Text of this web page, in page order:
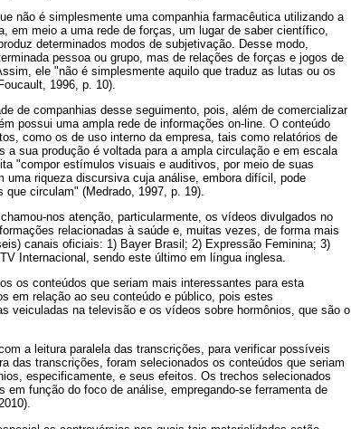
não é simplesmente uma companhia farmacêutica utilizando a
em meio a uma rede de forças, um lugar de saber científico,
determinados modos de subjetivação. Desse modo,
pessoa ou grupo, mas de relações de forças e jogos de
ele "não é simplesmente aquilo que traduz as lutas ou os
1996, p. 10).
de companhias desse seguimento, pois, além de comercializar
possui uma ampla rede de informações on-line. O conteúdo
como os de uso interno da empresa, tais como relatórios de
sua produção é voltada para a ampla circulação e em escala
"compor estímulos visuais e auditivos, por meio de suas
riqueza discursiva cuja análise, embora difícil, pode
circulam" (Medrado, 1997, p. 19).
nos atenção, particularmente, os vídeos divulgados no
relacionadas à saúde e, muitas vezes, de forma mais
canais oficiais: 1) Bayer Brasil; 2) Expressão Feminina; 3)
Internacional, sendo este último em língua inglesa.
os conteúdos que seriam mais interessantes para esta
em relação ao seu conteúdo e público, pois estes
veiculadas na televisão e os vídeos sobre hormônios, que são o
a leitura paralela das transcrições, para verificar possíveis
das transcrições, foram selecionados os conteúdos que seriam
especificamente, e seus efeitos. Os trechos selecionados
função do foco de análise, empregando-se ferramenta de